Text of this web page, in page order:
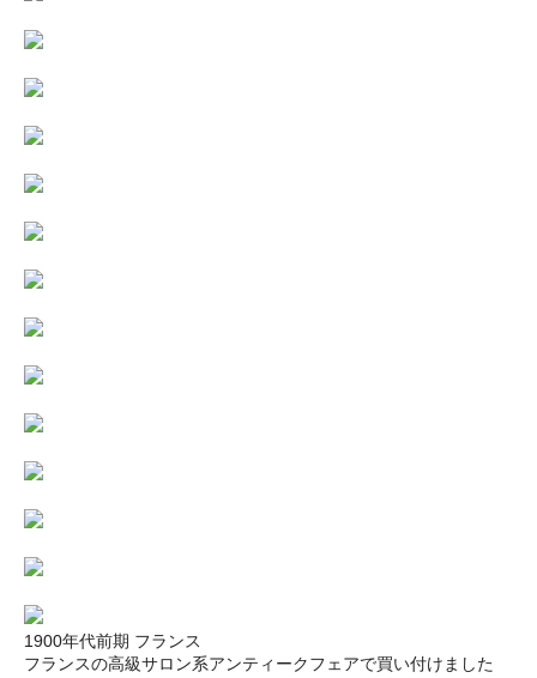
1900年代前期 フランス
フランスの高級サロン系アンティークフェアで買い付けました